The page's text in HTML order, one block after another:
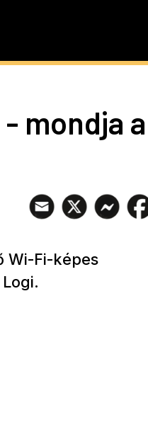
mondja a
Wi-Fi-képes